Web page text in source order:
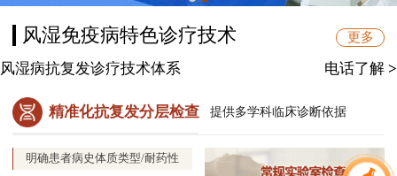
风湿免疫病特色诊疗技术 更多
风湿病抗复发诊疗技术体系 电话了解 >
精准化抗复发分层检查 提供多学科临床诊断依据
明确患者病史体质类型/耐药性